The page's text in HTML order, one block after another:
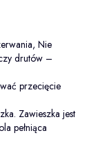
Nie
drutów –
przecięcie
Zawieszka jest
pełniąca